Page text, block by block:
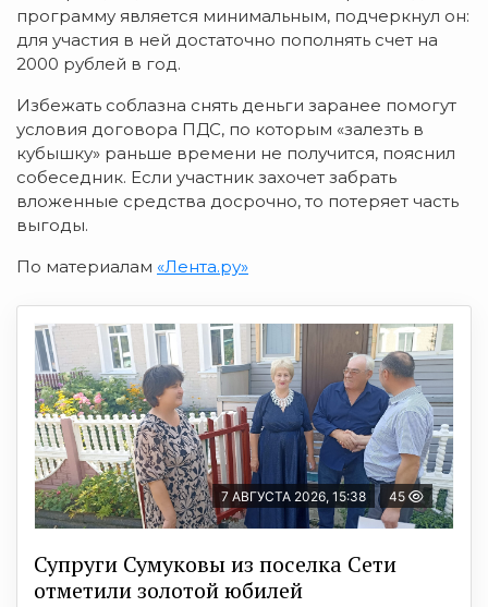
программу является минимальным, подчеркнул он:
для участия в ней достаточно пополнять счет на
2000 рублей в год.
Избежать соблазна снять деньги заранее помогут
условия договора ПДС, по которым «залезть в
кубышку» раньше времени не получится, пояснил
собеседник. Если участник захочет забрать
вложенные средства досрочно, то потеряет часть
выгоды.
По материалам «Лента.ру»
7 АВГУСТА 2026, 15:38 45
Супруги Сумуковы из поселка Сети
отметили золотой юбилей